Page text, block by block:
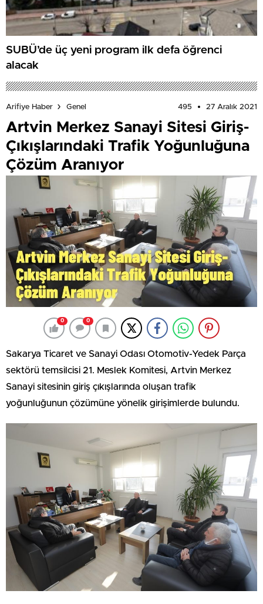
SUBÜ’de üç yeni program ilk defa öğrenci
alacak
Arifiye Haber Genel 495 27 Aralık 2021
Artvin Merkez Sanayi Sitesi Giriş-
Çıkışlarındaki Trafik Yoğunluğuna
Çözüm Aranıyor
0 0
Sakarya Ticaret ve Sanayi Odası Otomotiv-Yedek Parça
sektörü temsilcisi 21. Meslek Komitesi, Artvin Merkez
Sanayi sitesinin giriş çıkışlarında oluşan trafik
yoğunluğunun çözümüne yönelik girişimlerde bulundu.